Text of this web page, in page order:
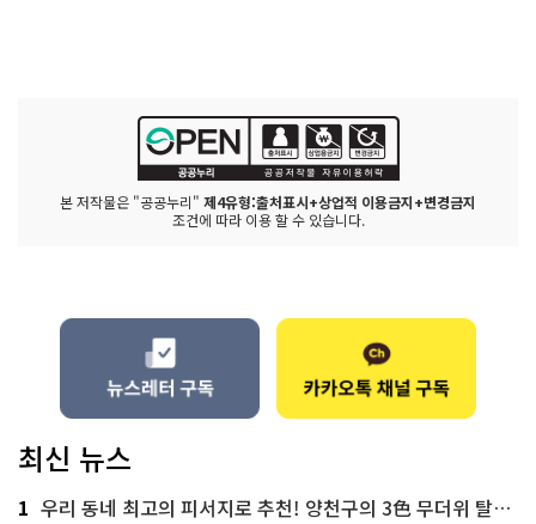
본 저작물은 "공공누리" 제4유형:출처표시+상업적 이용금지+변경금지
조건에 따라 이용 할 수 있습니다.
최신 뉴스
1 우리 동네 최고의 피서지로 추천! 양천구의 3色 무더위 탈출 명소